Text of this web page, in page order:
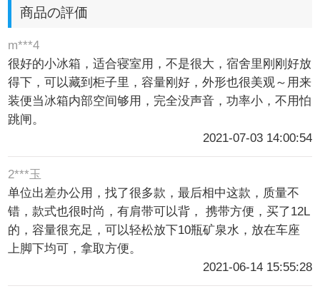
商品の評価
m***4
很好的小冰箱，适合寝室用，不是很大，宿舍里刚刚好放
得下，可以藏到柜子里，容量刚好，外形也很美观～用来
装便当冰箱内部空间够用，完全没声音，功率小，不用怕
跳闸。
2021-07-03 14:00:54
2***玉
单位出差办公用，找了很多款，最后相中这款，质量不
错，款式也很时尚，有肩带可以背， 携带方便，买了12L
的，容量很充足，可以轻松放下10瓶矿泉水，放在车座
上脚下均可，拿取方便。
2021-06-14 15:55:28